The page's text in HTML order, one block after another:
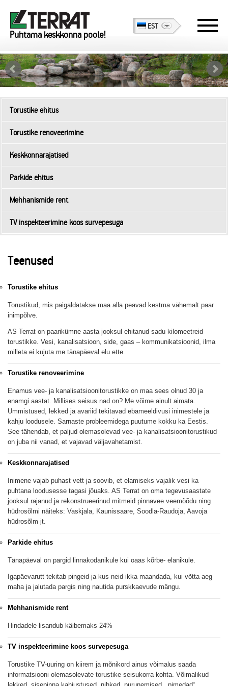
Puhtama keskkonna poole!
EST
Torustike ehitus
Torustike renoveerimine
Keskkonnarajatised
Parkide ehitus
Mehhanismide rent
TV inspekteerimine koos survepesuga
Teenused
Torustike ehitus
Torustikud, mis paigaldatakse maa alla peavad kestma vähemalt paar
inimpõlve.
AS Terrat on paarikümne aasta jooksul ehitanud sadu kilomeetreid
torustikke. Vesi, kanalisatsioon, side, gaas – kommunikatsioonid, ilma
milleta ei kujuta me tänapäeval elu ette.
Torustike renoveerimine
Enamus vee- ja kanalisatsioonitorustikke on maa sees olnud 30 ja
enamgi aastat. Millises seisus nad on? Me võime ainult aimata.
Ummistused, lekked ja avariid tekitavad ebameeldivusi inimestele ja
kahju loodusele. Sarnaste probleemidega puutume kokku ka Eestis.
See tähendab, et paljud olemasolevad vee- ja kanalisatsioonitorustikud
on juba nii vanad, et vajavad väljavahetamist.
Keskkonnarajatised
Inimene vajab puhast vett ja soovib, et elamiseks vajalik vesi ka
puhtana loodusesse tagasi jõuaks. AS Terrat on oma tegevusaastate
jooksul rajanud ja rekonstrueerinud mitmeid pinnavee veemõõdu ning
hüdrosõlmi näiteks: Vaskjala, Kaunissaare, Soodla-Raudoja, Aavoja
hüdrosõlm jt.
Parkide ehitus
Tänapäeval on pargid linnakodanikule kui oaas kõrbe- elanikule.
Igapäevarutt tekitab pingeid ja kus neid ikka maandada, kui võtta aeg
maha ja jalutada pargis ning nautida purskkaevude mängu.
Mehhanismide rent
Hindadele lisandub käibemaks 24%
TV inspekteerimine koos survepesuga
Torustike TV-uuring on kiirem ja mõnikord ainus võimalus saada
informatsiooni olemasolevate torustike seisukorra kohta. Võimalikud